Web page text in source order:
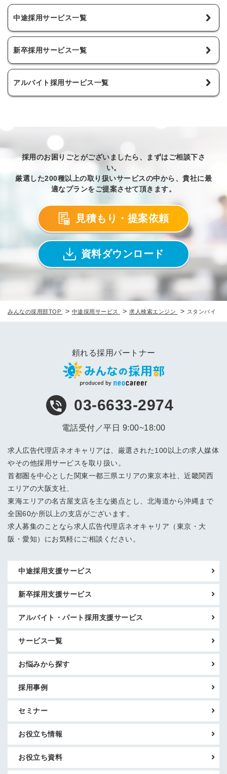
中途採用サービス一覧
新卒採用サービス一覧
アルバイト採用サービス一覧
採用のお困りごとがございましたら、まずはご相談下さ
い。
厳選した200種以上の取り扱いサービスの中から、貴社に最
適なプランをご提案させて頂きます。
見積もり・提案依頼
資料ダウンロード
みんなの採用部TOP > 中途採用サービス > 求人検索エンジン > スタンバイ
頼れる採用パートナー
03-6633-2974
電話受付／平日 9:00~18:00
求人広告代理店ネオキャリアは、厳選された100以上の求人媒体
やその他採用サービスを取り扱い。
首都圏を中心とした関東一都三県エリアの東京本社、近畿関西
エリアの大阪支社、
東海エリアの名古屋支店を主な拠点とし、北海道から沖縄まで
全国60か所以上の支店がございます。
求人募集のことなら求人広告代理店ネオキャリア（東京・大
阪・愛知）にお気軽にご相談ください。
中途採用支援サービス
新卒採用支援サービス
アルバイト・パート採用支援サービス
サービス一覧
お悩みから探す
採用事例
セミナー
お役立ち情報
お役立ち資料